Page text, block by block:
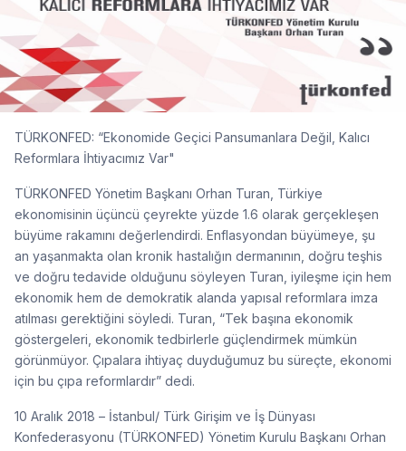
TÜRKONFED: “Ekonomide Geçici Pansumanlara Değil, Kalıcı
Reformlara İhtiyacımız Var"
TÜRKONFED Yönetim Başkanı Orhan Turan, Türkiye
ekonomisinin üçüncü çeyrekte yüzde 1.6 olarak gerçekleşen
büyüme rakamını değerlendirdi. Enflasyondan büyümeye, şu
an yaşanmakta olan kronik hastalığın dermanının, doğru teşhis
ve doğru tedavide olduğunu söyleyen Turan, iyileşme için hem
ekonomik hem de demokratik alanda yapısal reformlara imza
atılması gerektiğini söyledi. Turan, “Tek başına ekonomik
göstergeleri, ekonomik tedbirlerle güçlendirmek mümkün
görünmüyor. Çıpalara ihtiyaç duyduğumuz bu süreçte, ekonomi
için bu çıpa reformlardır” dedi.
10 Aralık 2018 – İstanbul/ Türk Girişim ve İş Dünyası
Konfederasyonu (TÜRKONFED) Yönetim Kurulu Başkanı Orhan